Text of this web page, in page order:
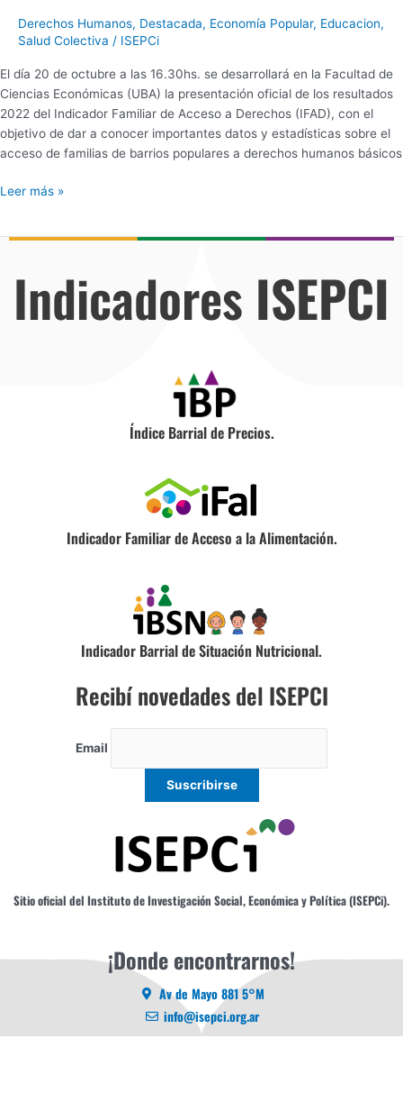
Derechos Humanos, Destacada, Economía Popular, Educacion,
Salud Colectiva / ISEPCi
El día 20 de octubre a las 16.30hs. se desarrollará en la Facultad de
Ciencias Económicas (UBA) la presentación oficial de los resultados
2022 del Indicador Familiar de Acceso a Derechos (IFAD), con el
objetivo de dar a conocer importantes datos y estadísticas sobre el
acceso de familias de barrios populares a derechos humanos básicos
Leer más »
Indicadores ISEPCI
Índice Barrial de Precios.
Indicador Familiar de Acceso a la Alimentación.
Indicador Barrial de Situación Nutricional.
Recibí novedades del ISEPCI
Email
Sitio oficial del Instituto de Investigación Social, Económica y Política (ISEPCi).
¡Donde encontrarnos!
Av de Mayo 881 5°M
info@isepci.org.ar